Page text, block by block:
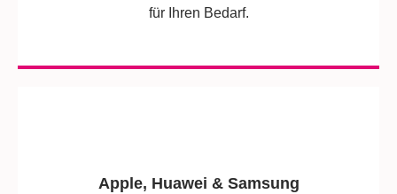
für Ihren Bedarf.
Apple, Huawei & Samsung